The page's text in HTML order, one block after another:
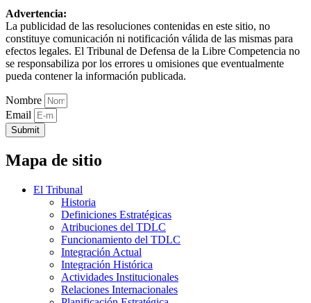
Advertencia:
La publicidad de las resoluciones contenidas en este sitio, no
constituye comunicación ni notificación válida de las mismas para
efectos legales. El Tribunal de Defensa de la Libre Competencia no
se responsabiliza por los errores u omisiones que eventualmente
pueda contener la información publicada.
Nombre
Email
Submit
Mapa de sitio
El Tribunal
Historia
Definiciones Estratégicas
Atribuciones del TDLC
Funcionamiento del TDLC
Integración Actual
Integración Histórica
Actividades Institucionales
Relaciones Internacionales